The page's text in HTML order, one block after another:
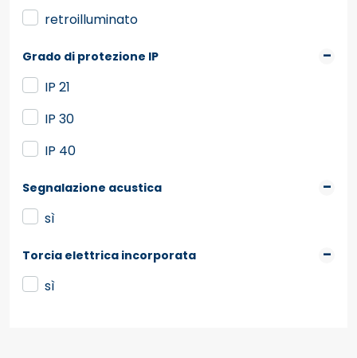
retroilluminato
Grado di protezione IP
IP 21
IP 30
IP 40
Segnalazione acustica
sì
Torcia elettrica incorporata
sì